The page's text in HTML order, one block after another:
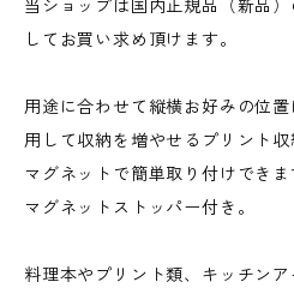
当ショップは国内正規品（新品
してお買い求め頂けます。
用途に合わせて縦横お好みの位
用して収納を増やせるプリント
マグネットで簡単取り付けでき
マグネットストッパー付き。
料理本やプリント類、キッチン